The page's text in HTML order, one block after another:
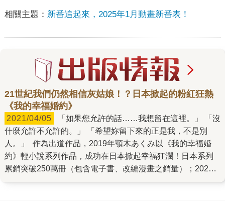
相關主題： 新番追起來，2025年1月動畫新番表！
21世紀我們仍然相信灰姑娘！？日本掀起的粉紅狂熱
《我的幸福婚約》
2021/04/05
什麼允許不允許的。」 「希望妳留下來的正是我，不是別
人。」 作為出道作品，2019年顎木あくみ以《我的幸福婚
約》輕小說系列作品，成功在日本掀起幸福狂瀾！日本系列
累銷突破250萬冊（包含電子書、改編漫畫之銷量）；2021